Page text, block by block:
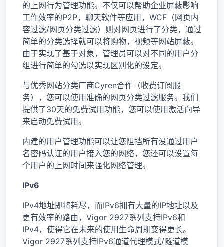
的上网行为管理功能。不仅可以帮助企业屏蔽影响
工作效率的P2P，聊天软件等应用，WCF（网页内
容过滤/网页分类过滤）则对网页进行了分类，通过
简单的分类选择就可以将购物，视频等网站屏蔽。
由于实现了基于对象，管理员可以对不同的用户分
组进行简单的勾选以实现区别化的设定。
与优秀网站分类厂商Cyren合作（收费订阅服
务），您可以使用准确的网页分类过滤服务。我们
提供了30天的免费试用功能，您可以使用激活向导
来启动免费试用。
内建的用户管理功能可以让您阻挡所有没通过用户
名密码认证的用户接入您的网络，您还可以设置每
个用户的上网时间来强化网络管理。
IPv6
IPv4地址即将耗尽，而IPv6拥有大量的IP地址以及
更有效率的路由，Vigor 2927系列支持IPv6和
IPv4，使得它在未来的使用生命周期变得更长。
Vigor 2927系列支持IPv6通道代理模式/隧道模